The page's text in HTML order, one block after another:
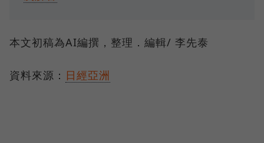
本文初稿為AI編撰，整理．編輯/ 李先泰
資料來源： 日經亞洲